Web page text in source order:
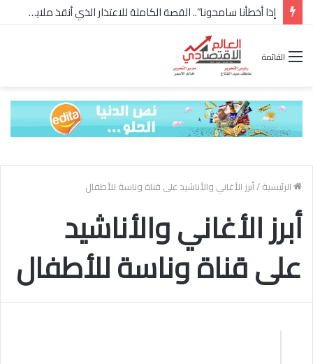
إذا أخطأنا سامحونا”.. القصة الكاملة للاعتذار الذي أنقذ ملايين “إعمار” في الساحل الشمالي
القائمة
الرئيسية/أبرز الأغاني والأناشيد على قناة وناسة للأطفال
أبرز الأغاني والأناشيد
على قناة وناسة للأطفال